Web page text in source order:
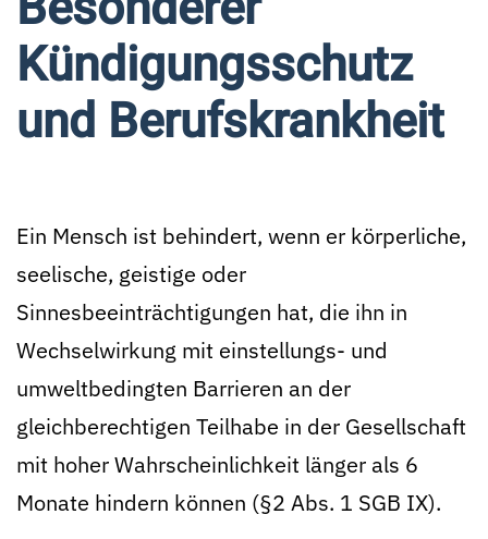
Kündigungsschutz
und Berufskrankheit
Ein Mensch ist behindert, wenn er körperliche,
seelische, geistige oder
Sinnesbeeinträchtigungen hat, die ihn in
Wechselwirkung mit einstellungs- und
umweltbedingten Barrieren an der
gleichberechtigen Teilhabe in der Gesellschaft
mit hoher Wahrscheinlichkeit länger als 6
Monate hindern können (§2 Abs. 1 SGB IX).